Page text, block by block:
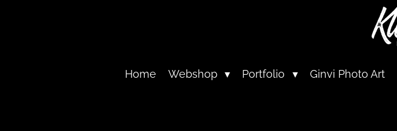
Home Webshop Portfolio Ginvi Photo Art